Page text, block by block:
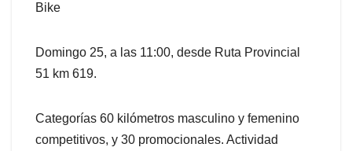
Bike
Domingo 25, a las 11:00, desde Ruta Provincial
51 km 619.
Categorías 60 kilómetros masculino y femenino
competitivos, y 30 promocionales. Actividad